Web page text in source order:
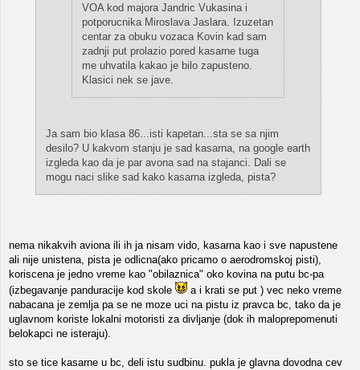
VOA kod majora Jandric Vukasina i
potporucnika Miroslava Jaslara. Izuzetan
centar za obuku vozaca Kovin kad sam
zadnji put prolazio pored kasarne tuga
me uhvatila kakao je bilo zapusteno.
Klasici nek se jave.
Ja sam bio klasa 86...isti kapetan...sta se sa njim
desilo? U kakvom stanju je sad kasarna, na google earth
izgleda kao da je par avona sad na stajanci. Dali se
mogu naci slike sad kako kasarna izgleda, pista?
nema nikakvih aviona ili ih ja nisam vido, kasarna kao i sve napustene
ali nije unistena, pista je odlicna(ako pricamo o aerodromskoj pisti),
koriscena je jedno vreme kao "obilaznica" oko kovina na putu bc-pa
(izbegavanje panduracije kod skole
a i krati se put ) vec neko vreme
nabacana je zemlja pa se ne moze uci na pistu iz pravca bc, tako da je
uglavnom koriste lokalni motoristi za divljanje (dok ih maloprepomenuti
belokapci ne isteraju).
sto se tice kasarne u bc, deli istu sudbinu. pukla je glavna dovodna cev